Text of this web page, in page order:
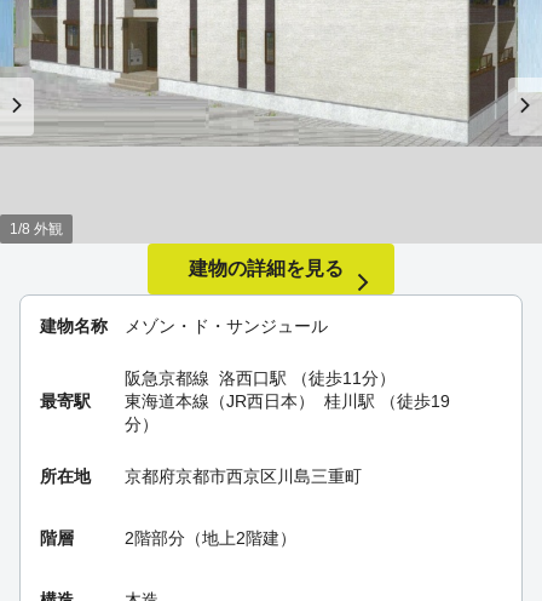
建物名称 メゾン・ド・サンジュール
最寄駅
阪急京都線 洛西口駅 （徒歩11分）
東海道本線（JR西日本）
桂川駅 （徒歩19
分）
所在地 京都府京都市西京区川島三重町
階層 2階部分（地上2階建）
1/8 外観
建物の詳細を見る